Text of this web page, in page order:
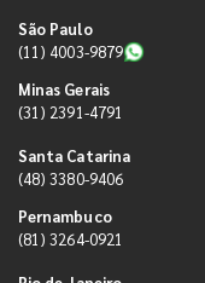
São Paulo
(11) 4003-9879
Minas Gerais
(31) 2391-4791
Santa Catarina
(48) 3380-9406
Pernambuco
(81) 3264-0921